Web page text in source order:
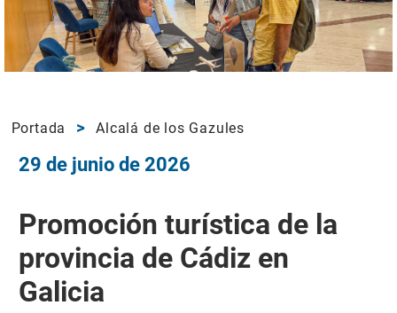
Portada Alcalá de los Gazules
29 de junio de 2026
Promoción turística de la
provincia de Cádiz en
Galicia